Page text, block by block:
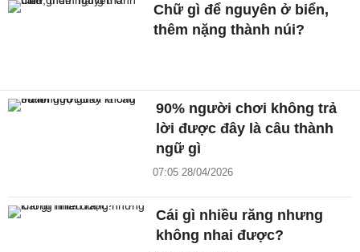
Chữ gì để nguyên ở biển,
thêm nặng thành núi?
90% người chơi không trả
lời được đây là câu thành
ngữ gì
07:05 28/04/2026
Cái gì nhiều răng nhưng
không nhai được?